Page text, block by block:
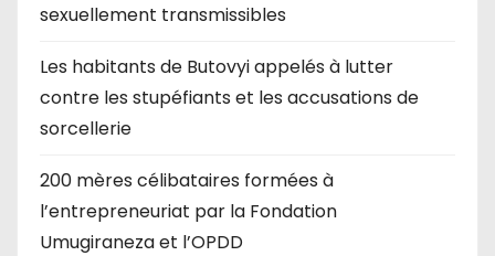
sexuellement transmissibles
Les habitants de Butovyi appelés à lutter
contre les stupéfiants et les accusations de
sorcellerie
200 mères célibataires formées à
l’entrepreneuriat par la Fondation
Umugiraneza et l’OPDD